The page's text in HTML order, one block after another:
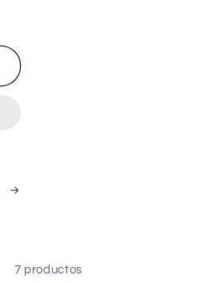
7 productos